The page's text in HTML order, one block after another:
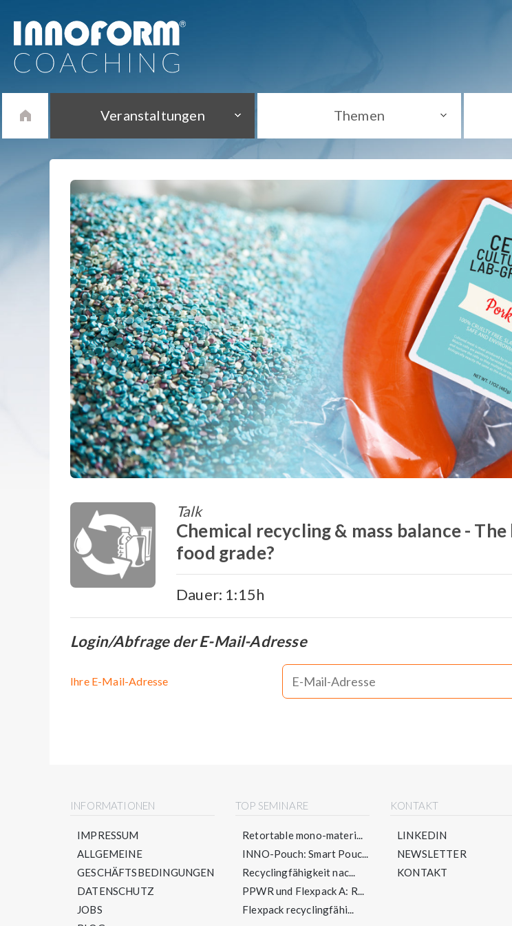
Veranstaltungen Themen
Talk
Chemical recycling & mass balance -
food grade?
Dauer: 1:15h
Login/Abfrage der E-Mail-Adresse
Ihre E-Mail-Adresse
INFORMATIONEN
IMPRESSUM
ALLGEMEINE
GESCHÄFTSBEDINGUNGEN
DATENSCHUTZ
JOBS
TOP SEMINARE
Retortable mono-materi...
INNO-Pouch: Smart Pouc...
Recyclingfähigkeit nac...
PPWR und Flexpack A: R...
Flexpack recyclingfähi...
KONTAKT
LINKEDIN
NEWSLETTER
KONTAKT